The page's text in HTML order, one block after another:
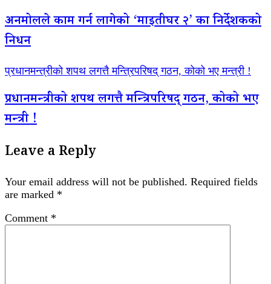
अनमोलले काम गर्न लागेको ‘माइतीघर २’ का निर्देशकको
निधन
प्रधानमन्त्रीको शपथ लगत्तै मन्त्रिपरिषद् गठन, कोको भए मन्त्री !
प्रधानमन्त्रीको शपथ लगत्तै मन्त्रिपरिषद् गठन, कोको भए
मन्त्री !
Leave a Reply
Your email address will not be published. Required fields
are marked *
Comment *